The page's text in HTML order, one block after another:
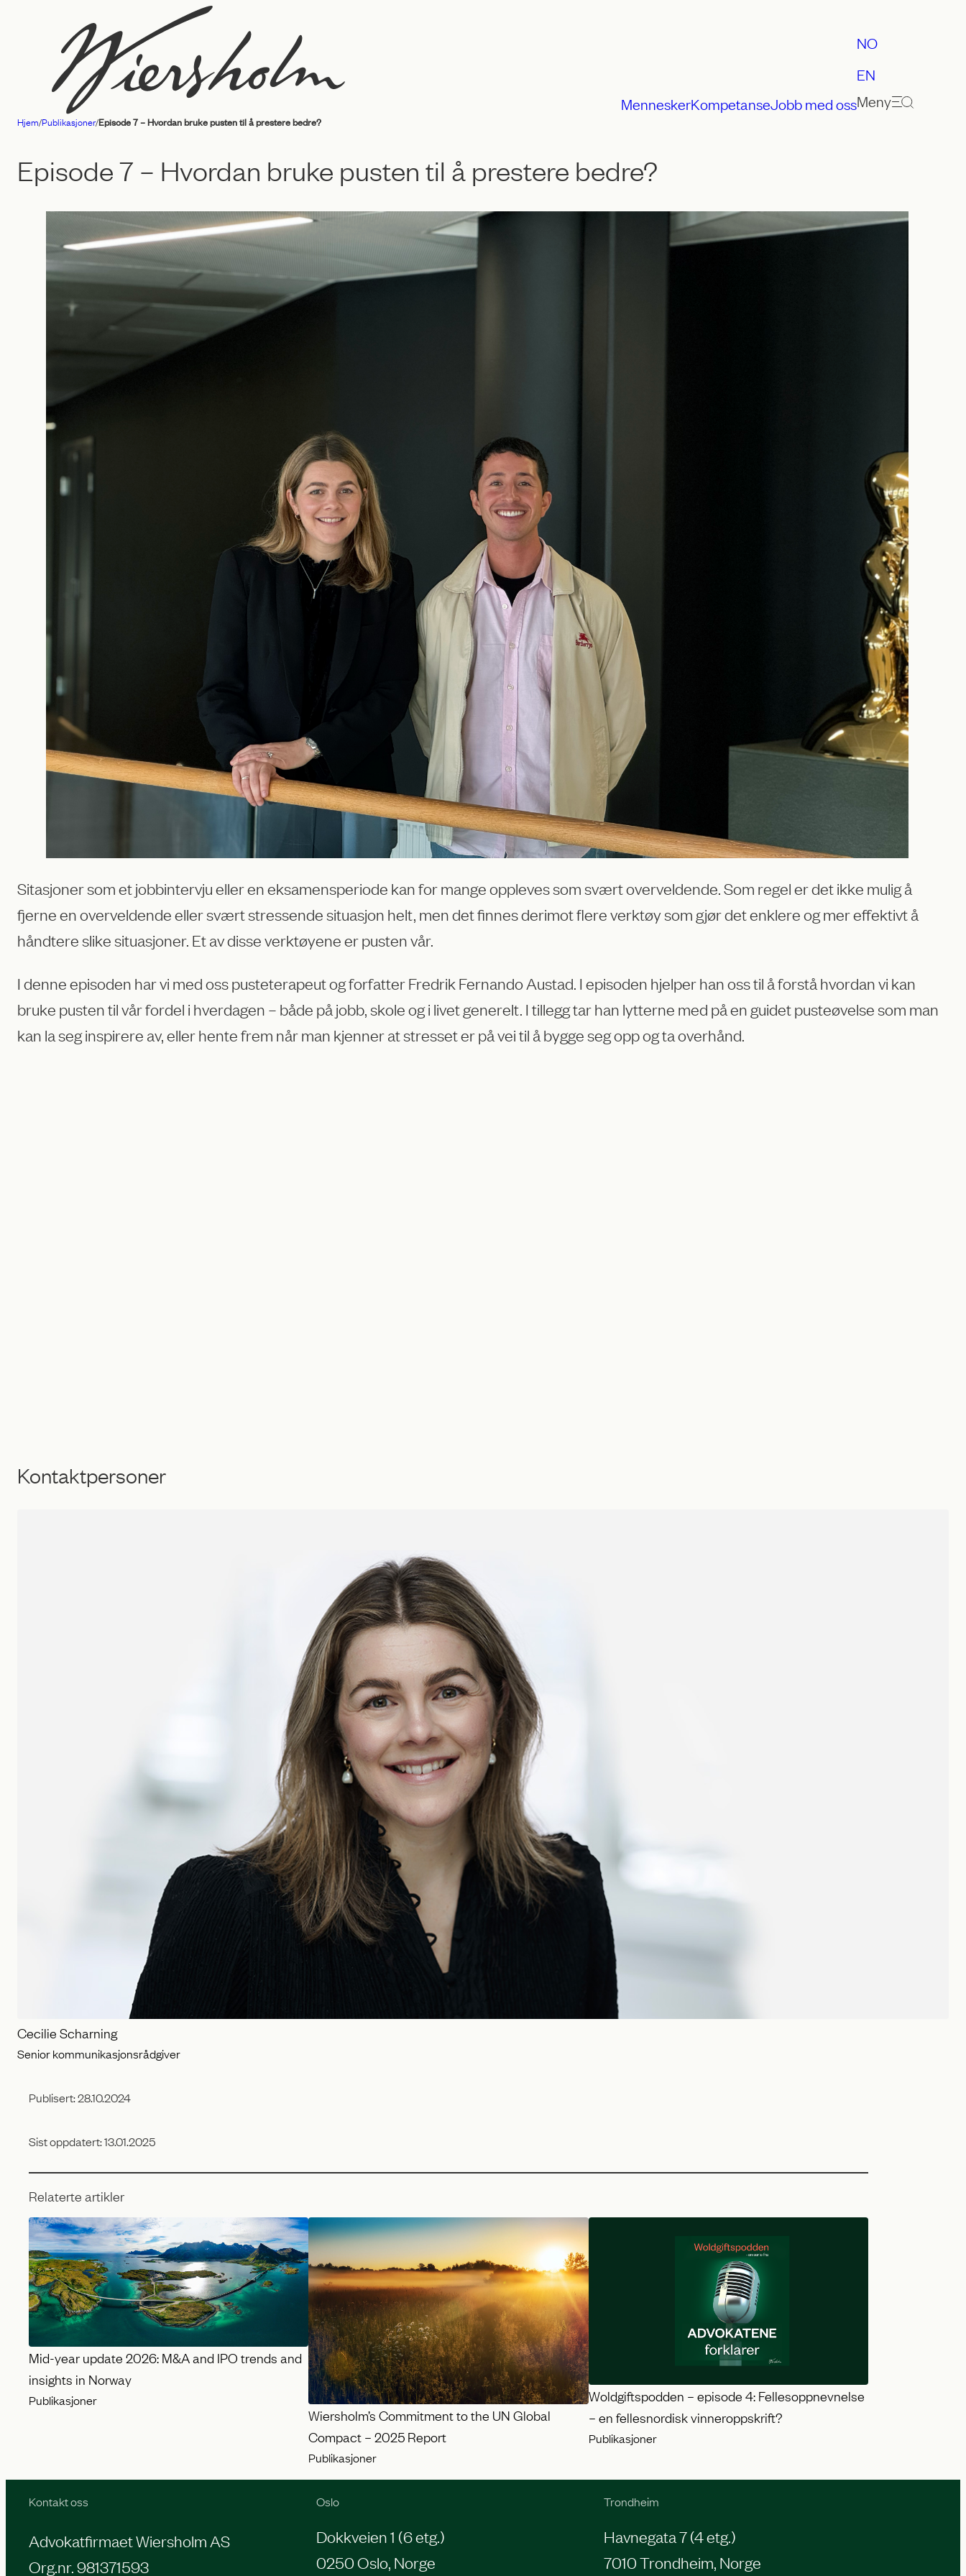
Advokatfirmaet
Wiersholm
MenneskerKompetanseJobb med oss
NO
EN
Meny
Hjem/Publikasjoner/Episode 7 – Hvordan bruke pusten til å prestere bedre?
Episode 7 – Hvordan bruke pusten til å prestere bedre?
Sitasjoner som et jobbintervju eller en eksamensperiode kan for mange oppleves som svært overveldende. Som regel er det ikke mulig å
fjerne en overveldende eller svært stressende situasjon helt, men det finnes derimot flere verktøy som gjør det enklere og mer effektivt å
håndtere slike situasjoner. Et av disse verktøyene er pusten vår.
I denne episoden har vi med oss pusteterapeut og forfatter Fredrik Fernando Austad. I episoden hjelper han oss til å forstå hvordan vi kan
bruke pusten til vår fordel i hverdagen – både på jobb, skole og i livet generelt. I tillegg tar han lytterne med på en guidet pusteøvelse som man
kan la seg inspirere av, eller hente frem når man kjenner at stresset er på vei til å bygge seg opp og ta overhånd.
Kontaktpersoner
Cecilie Scharning
Senior kommunikasjonsrådgiver
Publisert:28.10.2024
Sist oppdatert:13.01.2025
Relaterte artikler
Mid-year update 2026: M&A and IPO trends and
insights in Norway
Publikasjoner
Wiersholm’s Commitment to the UN Global
Compact – 2025 Report
Publikasjoner
Woldgiftspodden – episode 4: Fellesoppnevnelse
– en fellesnordisk vinneroppskrift?
Publikasjoner
Kontakt oss
Advokatfirmaet Wiersholm AS
Org.nr. 981371593
Oslo
Dokkveien 1 (6 etg.)
0250 Oslo, Norge
Trondheim
Havnegata 7 (4 etg.)
7010 Trondheim, Norge